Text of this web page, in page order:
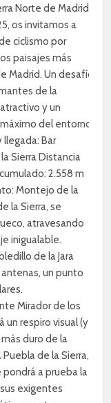
Norte de Madrid
os invitamos a
ciclismo por
paisajes más
Madrid. Un desafío
de la
y un
del entorno
llegada: Bar
Sierra Distancia
2.558 m
Montejo de la
la Sierra, se
atravesando
inigualable.
de la Jara
un punto
Mirador de los
un respiro visual (y
duro de la
de la Sierra,
a prueba la
exigentes